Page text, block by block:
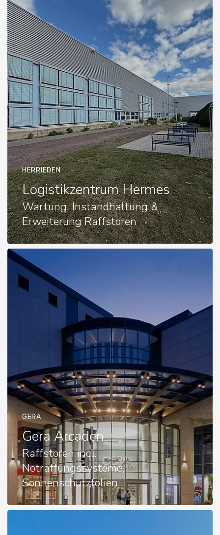
HERRIEDEN
Logistikzentrum Hermes
Wartung, Instandhaltung &
Erweiterung Raffstoren
GERA
Gera Arcaden
Raffstoren incl.
Notraffungssysteme,
Sonnenschutzfolien